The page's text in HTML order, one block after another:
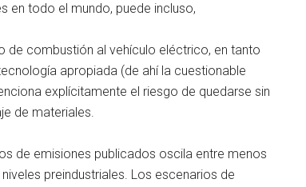
en todo el mundo, puede incluso,
de combustión al vehículo eléctrico, en tanto
apropiada (de ahí la cuestionable
explícitamente el riesgo de quedarse sin
de materiales.
de emisiones publicados oscila entre menos
preindustriales. Los escenarios de